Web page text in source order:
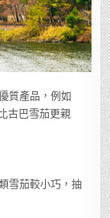
質產品，例如
古巴雪茄更親
雪茄較小巧，抽